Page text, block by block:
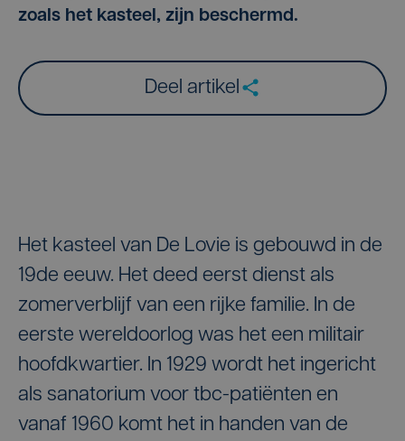
zoals het kasteel, zijn beschermd.
Deel artikel
Het kasteel van De Lovie is gebouwd in de
19de eeuw. Het deed eerst dienst als
zomerverblijf van een rijke familie. In de
eerste wereldoorlog was het een militair
hoofdkwartier. In 1929 wordt het ingericht
als sanatorium voor tbc-patiënten en
vanaf 1960 komt het in handen van de